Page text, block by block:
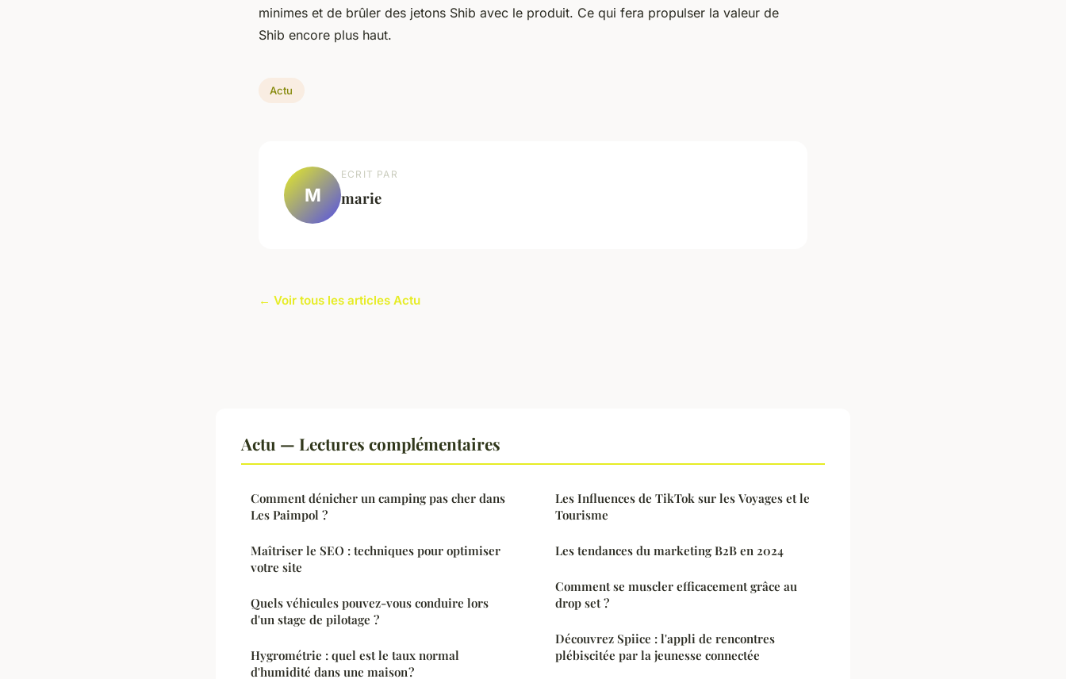
minimes et de brûler des jetons Shib avec le produit. Ce qui fera propulser la valeur de
Shib encore plus haut.
Actu
M
ECRIT PAR
marie
← Voir tous les articles Actu
Actu — Lectures complémentaires
Comment dénicher un camping pas cher dans
Les Paimpol ?
Maîtriser le SEO : techniques pour optimiser
votre site
Quels véhicules pouvez-vous conduire lors
d'un stage de pilotage ?
Hygrométrie : quel est le taux normal
d'humidité dans une maison ?
Les Influences de TikTok sur les Voyages et le
Tourisme
Les tendances du marketing B2B en 2024
Comment se muscler efficacement grâce au
drop set ?
Découvrez Spiice : l'appli de rencontres
plébiscitée par la jeunesse connectée